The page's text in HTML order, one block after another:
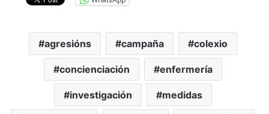
agresións campaña colexio
concienciación enfermería
investigación medidas